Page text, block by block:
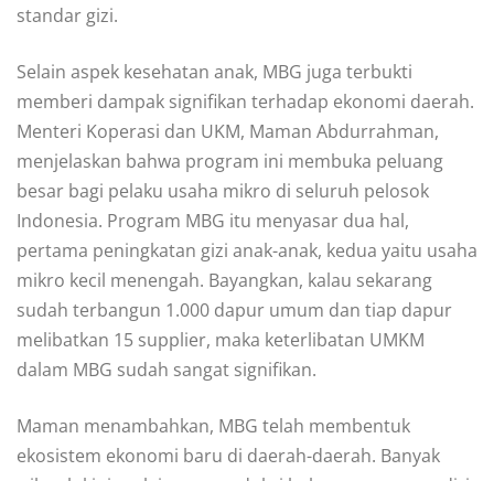
standar gizi.
Selain aspek kesehatan anak, MBG juga terbukti
memberi dampak signifikan terhadap ekonomi daerah.
Menteri Koperasi dan UKM, Maman Abdurrahman,
menjelaskan bahwa program ini membuka peluang
besar bagi pelaku usaha mikro di seluruh pelosok
Indonesia. Program MBG itu menyasar dua hal,
pertama peningkatan gizi anak-anak, kedua yaitu usaha
mikro kecil menengah. Bayangkan, kalau sekarang
sudah terbangun 1.000 dapur umum dan tiap dapur
melibatkan 15 supplier, maka keterlibatan UMKM
dalam MBG sudah sangat signifikan.
Maman menambahkan, MBG telah membentuk
ekosistem ekonomi baru di daerah-daerah. Banyak